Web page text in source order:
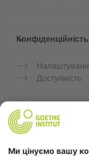
Доступність